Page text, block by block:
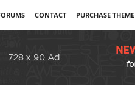
CONTACT PURCHASE THEME